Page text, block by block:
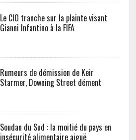
Le CIO tranche sur la plainte visant
Gianni Infantino à la FIFA
Rumeurs de démission de Keir
Starmer, Downing Street dément
Soudan du Sud : la moitié du pays en
insécurité alimentaire aiguë